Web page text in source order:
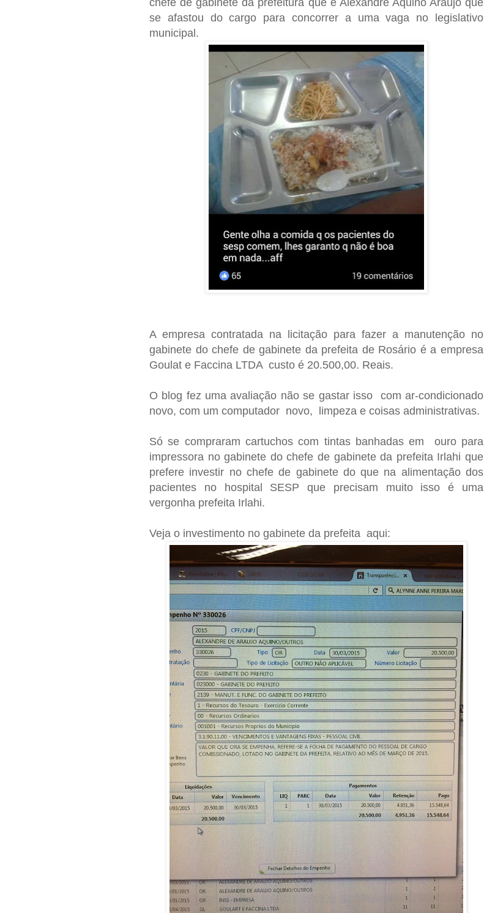
chefe de gabinete da prefeitura que é Alexandre Aquino Araujo que
se afastou do cargo para concorrer a uma vaga no legislativo
municipal.
A empresa contratada na licitação para fazer a manutenção no
gabinete do chefe de gabinete da prefeita de Rosário é a empresa
Goulat e Faccina LTDA custo é 20.500,00. Reais.
O blog fez uma avaliação não se gastar isso com ar-condicionado
novo, com um computador novo, limpeza e coisas administrativas.
Só se compraram cartuchos com tintas banhadas em ouro para
impressora no gabinete do chefe de gabinete da prefeita Irlahi que
prefere investir no chefe de gabinete do que na alimentação dos
pacientes no hospital SESP que precisam muito isso é uma
vergonha prefeita Irlahi.
Veja o investimento no gabinete da prefeita aqui: